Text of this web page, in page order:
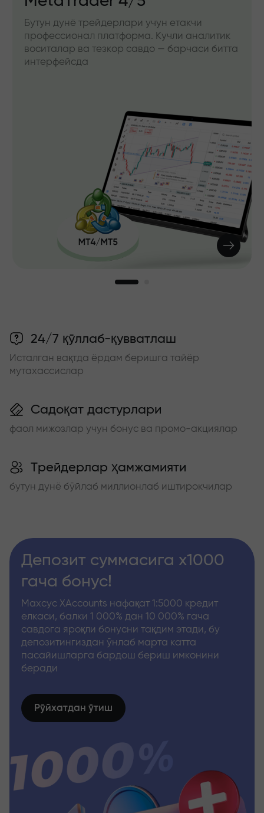
Бутун дунё трейдерлари учун етакчи
профессионал платформа. Кучли аналитик
воситалар ва тезкор савдо — барчаси битта
интерфейсда
24/7 қўллаб-қувватлаш
Исталган вақтда ёрдам беришга тайёр
мутахассислар
Садоқат дастурлари
фаол мижозлар учун бонус ва промо-акциялар
Трейдерлар ҳамжамияти
бутун дунё бўйлаб миллионлаб иштирокчилар
Депозит суммасига x1000
гача бонус!
Махсус XAccounts нафақат 1:5000 кредит
елкаси, балки 1 000% дан 10 000% гача
савдога яроқли бонусни тақдим этади, бу
депозитингиздан ўнлаб марта катта
пасайишларга бардош бериш имконини
беради
Рўйхатдан ўтиш